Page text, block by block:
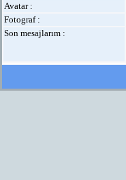
Avatar :
Fotograf :
Son mesajlarım :